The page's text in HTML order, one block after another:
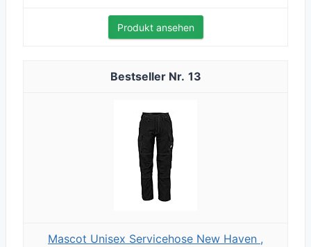
Produkt ansehen
13
Mascot Unisex Servicehose New Haven ,